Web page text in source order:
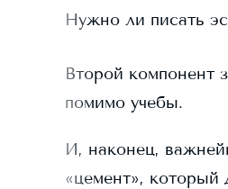
Нужно ли писать
Второй компонент
помимо учебы.
И, наконец,
«цемент»,